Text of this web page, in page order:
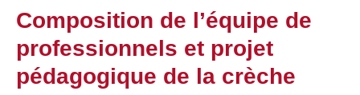
Composition de l’équipe de
professionnels et projet
pédagogique de la crèche